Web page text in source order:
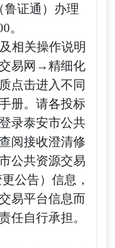
鲁证通）办理
。
相关操作说明
易网 →精细化
点击进入不同
册。请各投标
录泰安市公共
阅接收澄清修
公共资源交易
公告）信息，
易平台信息而
任自行承担。